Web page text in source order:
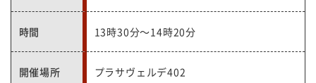
時間 13時30分～14時20分
開催場所 プラサヴェルデ402